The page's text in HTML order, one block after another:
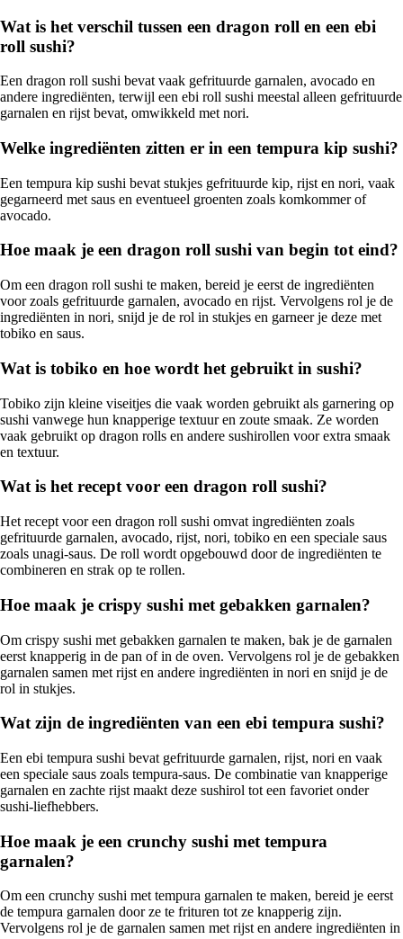
Wat is het verschil tussen een dragon roll en een ebi
roll sushi?
Een dragon roll sushi bevat vaak gefrituurde garnalen, avocado en
andere ingrediënten, terwijl een ebi roll sushi meestal alleen gefrituurde
garnalen en rijst bevat, omwikkeld met nori.
Welke ingrediënten zitten er in een tempura kip sushi?
Een tempura kip sushi bevat stukjes gefrituurde kip, rijst en nori, vaak
gegarneerd met saus en eventueel groenten zoals komkommer of
avocado.
Hoe maak je een dragon roll sushi van begin tot eind?
Om een dragon roll sushi te maken, bereid je eerst de ingrediënten
voor zoals gefrituurde garnalen, avocado en rijst. Vervolgens rol je de
ingrediënten in nori, snijd je de rol in stukjes en garneer je deze met
tobiko en saus.
Wat is tobiko en hoe wordt het gebruikt in sushi?
Tobiko zijn kleine viseitjes die vaak worden gebruikt als garnering op
sushi vanwege hun knapperige textuur en zoute smaak. Ze worden
vaak gebruikt op dragon rolls en andere sushirollen voor extra smaak
en textuur.
Wat is het recept voor een dragon roll sushi?
Het recept voor een dragon roll sushi omvat ingrediënten zoals
gefrituurde garnalen, avocado, rijst, nori, tobiko en een speciale saus
zoals unagi-saus. De roll wordt opgebouwd door de ingrediënten te
combineren en strak op te rollen.
Hoe maak je crispy sushi met gebakken garnalen?
Om crispy sushi met gebakken garnalen te maken, bak je de garnalen
eerst knapperig in de pan of in de oven. Vervolgens rol je de gebakken
garnalen samen met rijst en andere ingrediënten in nori en snijd je de
rol in stukjes.
Wat zijn de ingrediënten van een ebi tempura sushi?
Een ebi tempura sushi bevat gefrituurde garnalen, rijst, nori en vaak
een speciale saus zoals tempura-saus. De combinatie van knapperige
garnalen en zachte rijst maakt deze sushirol tot een favoriet onder
sushi-liefhebbers.
Hoe maak je een crunchy sushi met tempura
garnalen?
Om een crunchy sushi met tempura garnalen te maken, bereid je eerst
de tempura garnalen door ze te frituren tot ze knapperig zijn.
Vervolgens rol je de garnalen samen met rijst en andere ingrediënten in